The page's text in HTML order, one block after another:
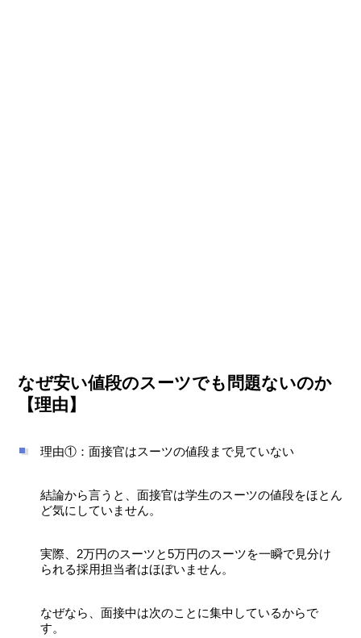
なぜ安い値段のスーツでも問題ないのか
【理由】
理由①：面接官はスーツの値段まで見ていない
結論から言うと、面接官は学生のスーツの値段をほとん
ど気にしていません。
実際、2万円のスーツと5万円のスーツを一瞬で見分け
られる採用担当者はほぼいません。
なぜなら、面接中は次のことに集中しているからで
す。